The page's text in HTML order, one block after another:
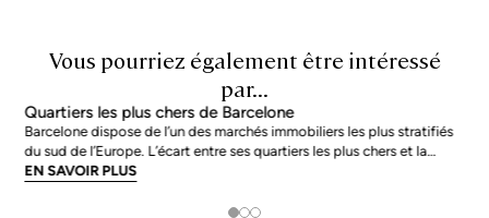
Vous pourriez également être intéressé
par...
Quartiers les plus chers de Barcelone
Barcelone dispose de l’un des marchés immobiliers les plus stratifiés
du sud de l’Europe. L’écart entre ses quartiers les plus chers et la
moyenne de la ville n’est pas marginal : en juin 2026, les adresses les
EN SAVOIR PLUS